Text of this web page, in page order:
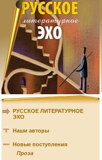
РУССКОЕ ЛИТЕРАТУРНОЕ
ЭХО
Наши авторы
Новые поступления
Проза